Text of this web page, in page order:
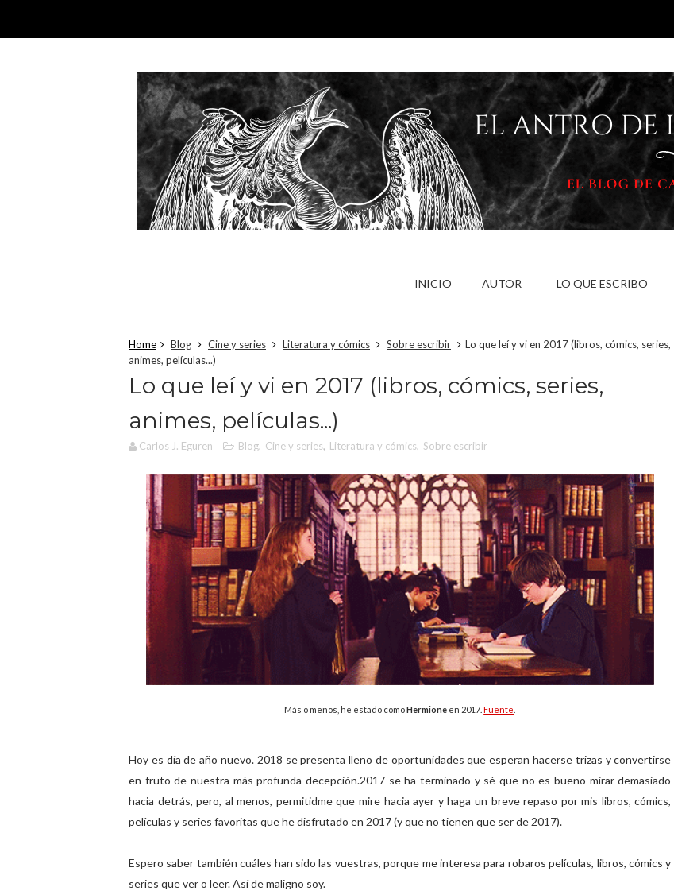
INICIO AUTOR LO QUE ESCRIBO
Home Blog Cine y series Literatura y cómics Sobre escribir
Lo que leí y vi en 2017 (libros, cómics, series,
animes, películas...)
Lo que leí y vi en 2017 (libros, cómics, series,
animes, películas...)
Carlos J. Eguren Blog, Cine y series, Literatura y cómics, Sobre escribir
Más o menos, he estado comoHermione en 2017.Fuente
Hoy es día de año nuevo. 2018 se presenta lleno de oportunidades que esperan hacerse trizas y convertirse
en fruto de nuestra más profunda decepción.2017 se ha terminado y sé que no es bueno mirar demasiado
hacia detrás, pero, al menos, permitidme que mire hacia ayer y haga un breve repaso por mis libros, cómics,
películas y series favoritas que he disfrutado en 2017 (y que no tienen que ser de 2017).
Espero saber también cuáles han sido las vuestras, porque me interesa para robaros películas, libros, cómics y
series que ver o leer. Así de maligno soy.